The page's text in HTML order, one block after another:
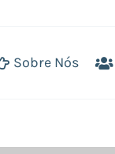
Sobre Nós